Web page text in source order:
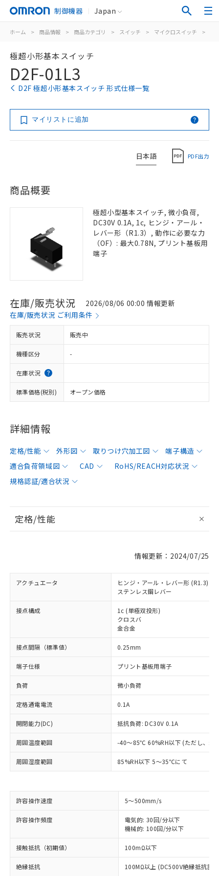
制御機器 Japan
ホーム > 商品情報 > 商品カテゴリ > スイッチ > マイクロスイッチ >
極超小形基本スイッチ
D2F-01L3
D2F 極超小形基本スイッチ 形式仕様一覧
マイリストに追加
日本語 PDF出力
商品概要
極超小型基本スイッチ, 微小負荷,
DC30V 0.1A, 1c, ヒンジ・アール・
レバー形（R1.3）, 動作に必要な力
（OF）: 最大0.78N, プリント基板用
端子
在庫/販売状況
2026/08/06 00:00 情報更新
在庫/販売状況 ご利用条件
販売状況 販売中
機種区分 -
在庫状況
標準価格(税別) オープン価格
詳細情報
定格/性能 外形図 取りつけ穴加工図
端子構造
適合負荷領域図
CAD
RoHS/REACH対応状況
規格認証/適合状況
定格/性能
情報更新：2024/07/25
アクチュエータ
ヒンジ・アール・レバー形 (R1.3)
ステンレス鋼レバー
接点構成
1c (単極双投形)
クロスバ
金合金
接点間隔（標準値） 0.25mm
端子仕様 プリント基板用端子
負荷 微小負荷
定格通電電流 0.1A
開閉能力(DC) 抵抗負荷: DC30V 0.1A
周囲温度範囲 -40～85℃ 60%RH以下 (ただし、氷
周囲湿度範囲 85%RH以下 5～35℃にて
許容操作速度 5～500mm/s
許容操作頻度
電気的: 30回/分以下
機械的: 100回/分以下
接触抵抗（初期値） 100mΩ以下
絶縁抵抗 100MΩ以上 (DC500V絶縁抵抗計
※1 対応状況
対応済み：EU RoHS指令（10物質）の
非含有に対応した製品が提供可能な商品で
対応予定：EU RoHS指令（10物質）の非含